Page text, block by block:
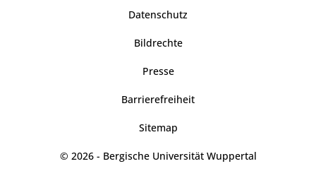
Datenschutz
Bildrechte
Presse
Barrierefreiheit
Sitemap
© 2026 - Bergische Universität Wuppertal